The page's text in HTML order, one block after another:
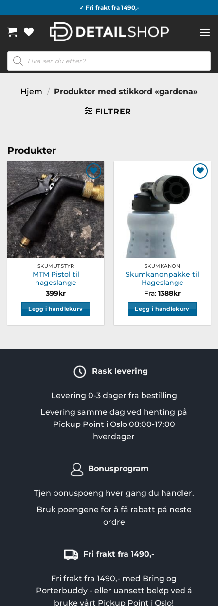
to
content
✓ Fri frakt fra 1490,-
Products
search
Hjem / Produkter med stikkord «gardena»
FILTRER
Produkter
Legg til
ønskeliste
SKUMUTSTYR
MTM Pistol til
hageslange
399kr
Legg i handlekurv
Legg til
ønskeliste
SKUMKANON
Skumkanonpakke til
Hageslange
Fra: 1388kr
Legg i handlekurv
Rask levering
Levering 0-3 dager fra bestilling
Levering samme dag ved henting på
Pickup Point i Oslo 08:00-17:00
hverdager
Bonusprogram
Tjen bonuspoeng hver gang du handler.
Bruk poengene for å få rabatt på neste
ordre
Fri frakt fra 1490,-
Fri frakt fra 1490,- med Bring og
Porterbuddy - eller uansett beløp ved å
bruke vårt Pickup Point i Oslo!